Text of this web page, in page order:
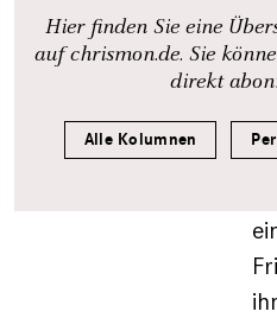
Hier finden Sie eine
auf chrismon.de. Sie
direkt
Alle Kolumnen